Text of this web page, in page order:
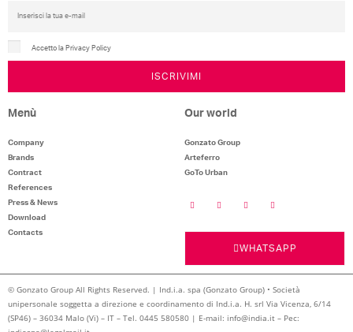
Accetto la Privacy Policy
ISCRIVIMI
Menù
Company
Brands
Contract
References
Press & News
Download
Contacts
Our world
Gonzato Group
Arteferro
GoTo Urban
WHATSAPP
© Gonzato Group All Rights Reserved. | Ind.i.a. spa (Gonzato Group) • Società
unipersonale soggetta a direzione e coordinamento di Ind.i.a. H. srl Via Vicenza, 6/14
(SP46) – 36034 Malo (Vi) – IT – Tel. 0445 580580 | E-mail: info@india.it – Pec: